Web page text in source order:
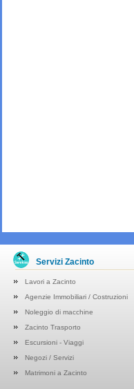
Servizi Zacinto
Lavori a Zacinto
Agenzie Immobiliari / Costruzioni
Noleggio di macchine
Zacinto Trasporto
Escursioni - Viaggi
Negozi / Servizi
Matrimoni a Zacinto